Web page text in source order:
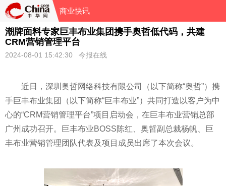
商业快讯
潮牌面料专家巨丰布业集团携手奥哲低代码，共建
CRM营销管理平台
2024-08-01 15:42:30 今报在线
近 日，深圳奥哲网络科技有限公司（以下简称“奥哲”）携
手巨丰布业集团（以下简称“巨丰布业”）共同打造以客户为中
心的“CRM营销管理平台”项目启动会，在巨丰布业营销总部
广州成功召开。巨丰布业BOSS陈红、奥哲副总裁杨帆、巨
丰布业营销管理团队代表及项目成员出席了本次会议。